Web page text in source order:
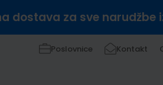
dostava za sve narudžbe
Poslovnice Kontakt